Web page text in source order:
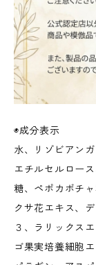
◉成分表示
水、リゾビアン
エチルセルロー
糖、ペポカボチ
クサ花エキス、
３、ラリックス
ゴ果実培養細胞